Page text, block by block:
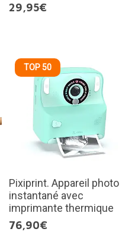
29,95€
TOP 50
Pixiprint. Appareil photo
instantané avec
imprimante thermique
76,90€